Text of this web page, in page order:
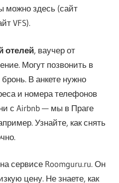
можно здесь (сайт
VFS).
отелей, ваучер от
Могут позвонить в
В анкете нужно
и номера телефонов
с Airbnb — мы в Праге
Узнайте, как снять
сервисе Roomguru.ru. Он
цену. Не знаете, как